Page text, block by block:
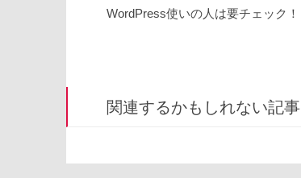
WordPress使いの人は要チェック！
関連するかもしれない記事